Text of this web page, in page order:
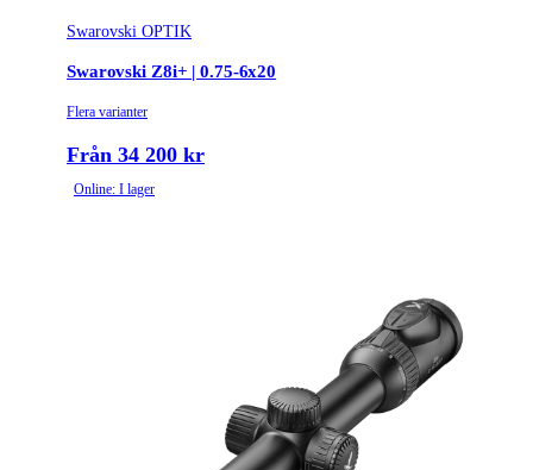
Swarovski OPTIK
Swarovski Z8i+ | 0.75-6x20
Flera varianter
Från 34 200 kr
Online: I lager